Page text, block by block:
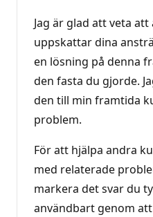
Jag är glad att veta
uppskattar dina
en lösning på denna
den fasta du gjorde.
den till min framtida
problem.
För att hjälpa andra
med relaterade
markera det svar du
användbart genom